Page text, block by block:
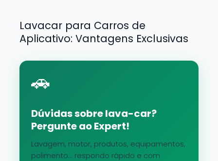
Lavacar para Carros de
Aplicativo: Vantagens Exclusivas
🚗
Dúvidas sobre lava-car?
Pergunte ao Expert!
Lavagem, motor, produtos, equipamentos,
polimento... respondo rápido e com